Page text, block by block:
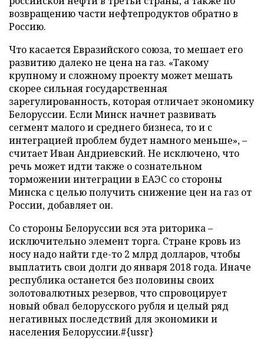
возвращению части нефтепродуктов обратно в
Россию.
Что касается Евразийского союза, то мешает его
развитию далеко не цена на газ. «Такому
крупному и сложному проекту может мешать
скорее сильная государственная
зарегулированность, которая отличает экономику
Белоруссии. Если Минск начнет развивать
сегмент малого и среднего бизнеса, то и с
интеграцией проблем будет намного меньше», –
считает Иван Андриевский. Не исключено, что
речь может идти также о сознательном
торможении интеграции в ЕАЭС со стороны
Минска с целью получить снижение цен на газ от
России, добавляет он.
Со стороны Белоруссии вся эта риторика –
исключительно элемент торга. Стране кровь из
носу надо найти где-то 2 млрд долларов, чтобы
выплатить свои долги до января 2018 года. Иначе
республика останется без половины своих
золотовалютных резервов, что спровоцирует
новый обвал белорусского рубля и целый ряд
негативных последствий для экономики и
населения Белоруссии.#{ussr}